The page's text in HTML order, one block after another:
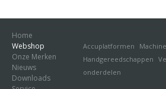
Home
Webshop
Accuplatformen
Handgereedschappen
onderdelen
Onze Merken
Nieuws
Downloads